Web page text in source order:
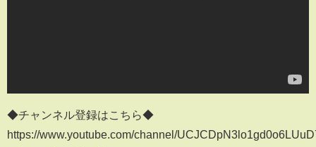
◆チャンネル登録はこちら◆
https://www.youtube.com/channel/